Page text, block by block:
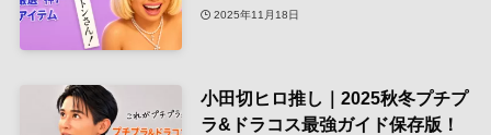
2025年11月18日
小田切ヒロ推し｜2025秋冬プチプ
ラ&ドラコス最強ガイド保存版！